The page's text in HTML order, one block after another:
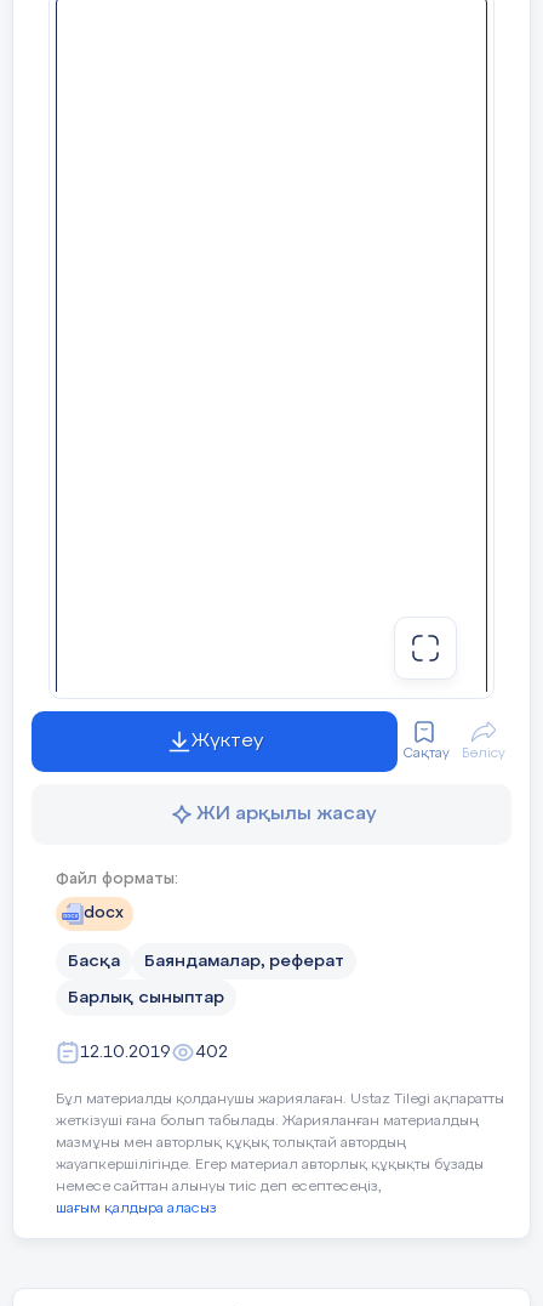
Жүктеу
Сақтау Бөлісу
ЖИ арқылы жасау
Файл форматы:
docx
Басқа Баяндамалар, реферат
Барлық сыныптар
12.10.2019 402
Бұл материалды қолданушы жариялаған. Ustaz Tilegi ақпаратты
жеткізуші ғана болып табылады. Жарияланған материалдың
мазмұны мен авторлық құқық толықтай автордың
жауапкершілігінде. Егер материал авторлық құқықты бұзады
немесе сайттан алынуы тиіс деп есептесеңіз,
шағым қалдыра аласыз